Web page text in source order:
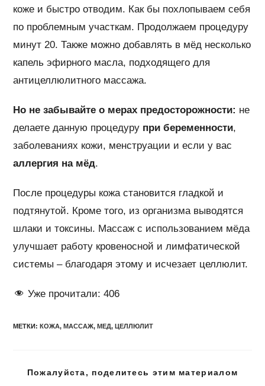
коже и быстро отводим. Как бы похлопываем себя
по проблемным участкам. Продолжаем процедуру
минут 20. Также можно добавлять в мёд несколько
капель эфирного масла, подходящего для
антицеллюлитного массажа.
Но не забывайте о мерах предосторожности: не
делаете данную процедуру при беременности,
заболеваниях кожи, менструации и если у вас
аллергия на мёд.
После процедуры кожа становится гладкой и
подтянутой. Кроме того, из организма выводятся
шлаки и токсины. Массаж с использованием мёда
улучшает работу кровеносной и лимфатической
системы – благодаря этому и исчезает целлюлит.
Уже прочитали: 406
МЕТКИ:КОЖА, МАССАЖ, МЕД, ЦЕЛЛЮЛИТ
Пожалуйста, поделитесь этим материалом